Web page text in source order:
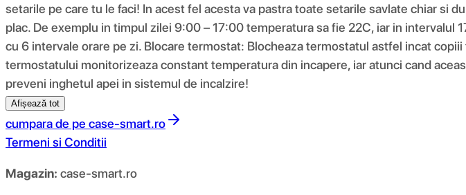
setarile pe care tu le faci! In acest fel acesta va pastra toate setarile savlate chiar si
plac. De exemplu in timpul zilei 9:00 – 17:00 temperatura sa fie 22C, iar in
cu 6 intervale orare pe zi. Blocare termostat: Blocheaza termostatul astfel incat
termostatului monitorizeaza constant temperatura din incapere, iar atunci cand
preveni inghetul apei in sistemul de incalzire!
Afișează tot
cumpara de pe case-smart.ro
Termeni si Conditii
Magazin: case-smart.ro